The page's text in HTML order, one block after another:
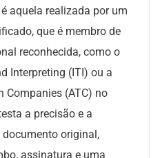
aquela realizada por um
que é membro de
reconhecida, como o
Interpreting (ITI) ou a
Companies (ATC) no
a precisão e a
original,
assinatura e uma